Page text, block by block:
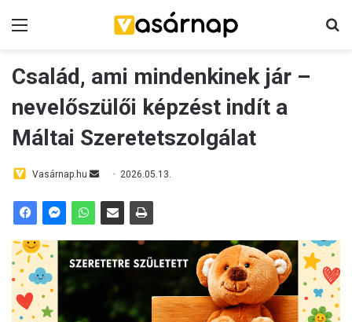
Család, ami mindenkinek jár –
nevelőszülői képzést indít a
Máltai Szeretetszolgálat
Vasárnap.hu
a
n
2026.05.13.